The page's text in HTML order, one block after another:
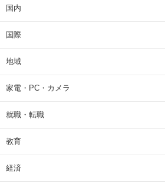
国内
国際
地域
家電・PC・カメラ
就職・転職
教育
経済